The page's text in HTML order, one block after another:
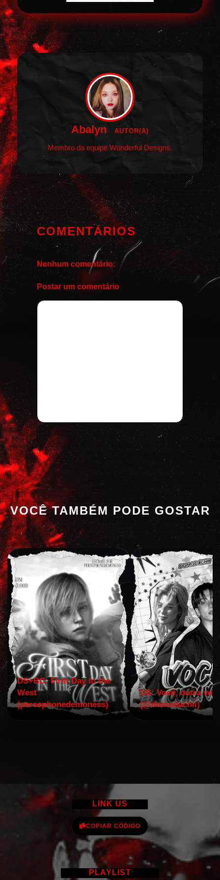
Abalyn AUTOR(A)
Membro da equipe Wonderful Designs.
COMENTÁRIOS
Nenhum comentário:
Postar um comentário
VOCÊ TAMBÉM PODE GOSTAR
DS+BC: First Day in the
West
(persephonedemoness)
DS: Você, outra vez!
(@domodachii)
LINK US
COPIAR CÓDIGO
PLAYLIST